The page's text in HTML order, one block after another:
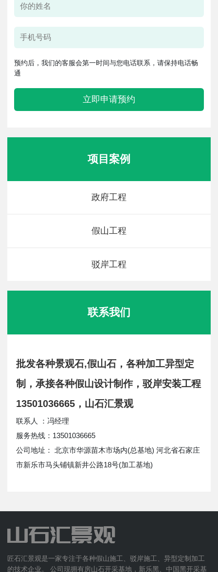
预约后，我们的客服会第一时间与您电话联系，请保持电话畅
通
立即申请预约
项目案例
政府工程
假山工程
驳岸工程
联系我们
批发各种景观石,假山石，各种加工异型定
制，承接各种假山设计制作，驳岸安装工程
13501036665，山石汇景观
联系人 ：冯经理
服务热线：13501036665
公司地址： 北京市华源苗木市场内(总基地) 河北省石家庄
市新乐市马头铺镇新井公路18号(加工基地)
匠石汇景观是一家专注于各种假山施工、驳岸施工、异型定制加工
的技术企业。 公司现拥有房山石开采基地，新乐黑、中国黑开采基